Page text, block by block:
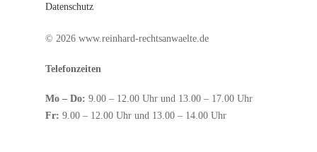
Datenschutz
© 2026 www.reinhard-rechtsanwaelte.de
Telefonzeiten
Mo – Do: 9.00 – 12.00 Uhr und 13.00 – 17.00 Uhr
Fr: 9.00 – 12.00 Uhr und 13.00 – 14.00 Uhr